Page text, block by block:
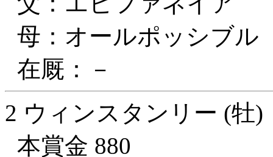
母：オールポッシブル
在厩：－
2 ウィンスタンリー (牡)
本賞金 880